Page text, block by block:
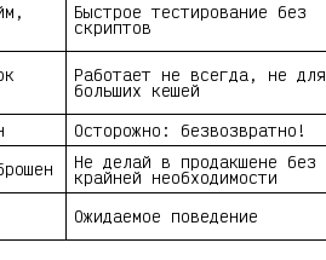
Быстрое тестирование без
скриптов
Работает не всегда, не для
больших кешей
Осторожно: безвозвратно!
Не делай в продакшене без
крайней необходимости
Ожидаемое поведение